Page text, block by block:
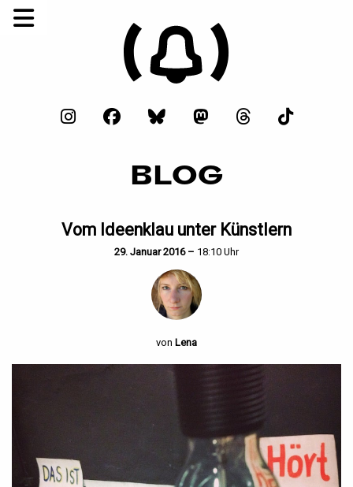
BLOG
Vom Ideenklau unter Künstlern
29. Januar 2016 – 18:10 Uhr
von Lena